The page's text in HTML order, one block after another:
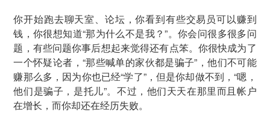
你开始跑去聊天室、论坛，你看到有些交易员可以赚到
钱，你很想知道“那为什么不是我？”。你会问很多很多问
题，有些问题你事后想起来觉得还有点笨。你很快成为了
一个怀疑论者，“那些喊单的家伙都是骗子”，他们不可能
赚那么多，因为你也已经“学了”，但是你却做不到，“嗯，
他们是骗子，是托儿”。不过，他们天天在那里而且帐户
在增长，而你却还在经历失败。